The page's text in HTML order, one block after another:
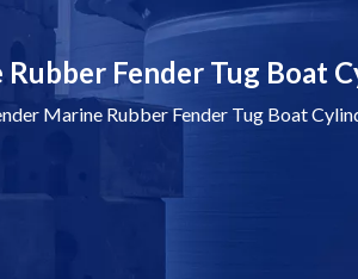
Fender Tug Boat
Marine Rubber Fender Tug Boat